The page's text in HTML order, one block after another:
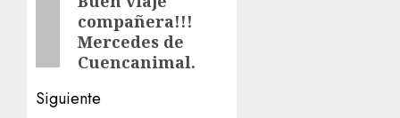
entradas
anterior:compañera!!!
Mercedes de
Cuencanimal.
Siguiente